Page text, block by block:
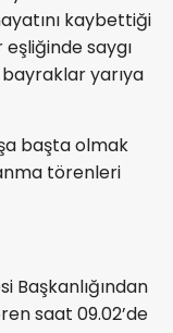
kaybettiği
saygı
yarıya
başta olmak
törenleri
Başkanlığından
saat 09.02’de